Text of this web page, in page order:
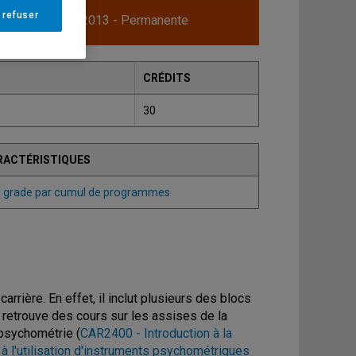
Hiver 2013 - Permanente
CRÉDITS
30
grade par cumul de programmes
En effet, il inclut plusieurs des blocs
retrouve des cours sur les assises de la
(CAR2400 - Introduction à la
l'utilisation d'instruments psychométriques
refuser